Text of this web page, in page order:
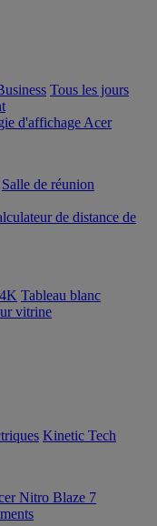
Tous les jours
d'affichage Acer
Salle de réunion
de distance de
Tableau blanc
vitrine
Kinetic Tech
Nitro Blaze 7